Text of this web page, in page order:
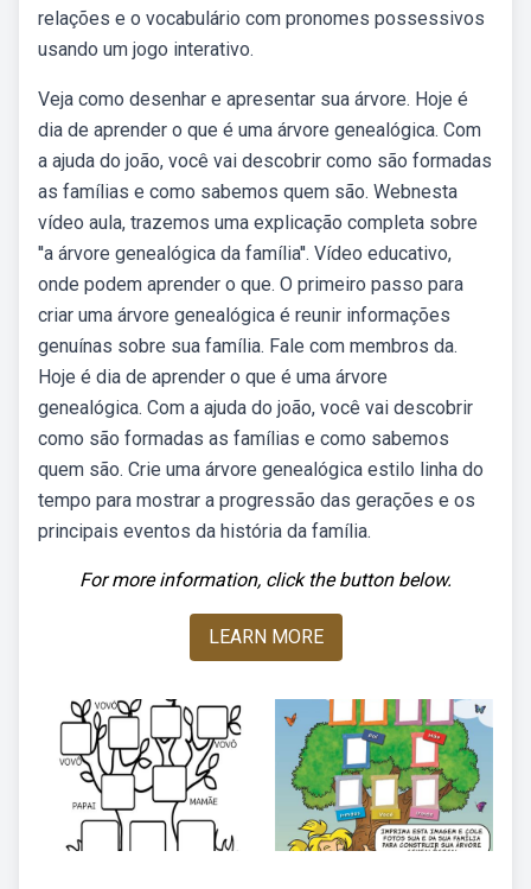
relações e o vocabulário com pronomes possessivos
usando um jogo interativo.
Veja como desenhar e apresentar sua árvore. Hoje é
dia de aprender o que é uma árvore genealógica. Com
a ajuda do joão, você vai descobrir como são formadas
as famílias e como sabemos quem são. Webnesta
vídeo aula, trazemos uma explicação completa sobre
''a árvore genealógica da família''. Vídeo educativo,
onde podem aprender o que. O primeiro passo para
criar uma árvore genealógica é reunir informações
genuínas sobre sua família. Fale com membros da.
Hoje é dia de aprender o que é uma árvore
genealógica. Com a ajuda do joão, você vai descobrir
como são formadas as famílias e como sabemos
quem são. Crie uma árvore genealógica estilo linha do
tempo para mostrar a progressão das gerações e os
principais eventos da história da família.
For more information, click the button below.
LEARN MORE